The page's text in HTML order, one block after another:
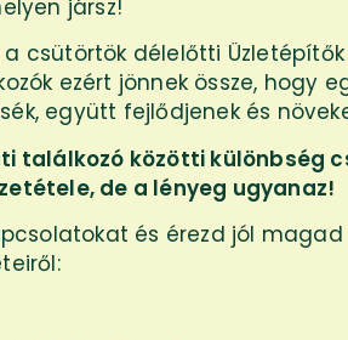
jársz!
a csütörtök délelőtti
ezért jönnek össze, hogy
együtt fejlődjenek és
találkozó közötti különbség
de a lényeg ugyanaz!
és érezd jól magad